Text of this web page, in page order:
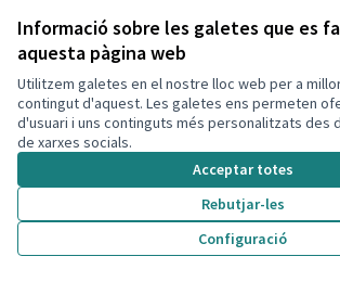
Informació sobre les galetes que es
aquesta pàgina web
Utilitzem galetes en el nostre lloc web per a
contingut d'aquest. Les galetes ens permeten
d'usuari i uns continguts més personalitzats des
de xarxes socials.
Acceptar totes
Rebutjar-les
Configuració
Remodelació total de la plaça de
l'estació Segur, plaça de Lola
Boronat